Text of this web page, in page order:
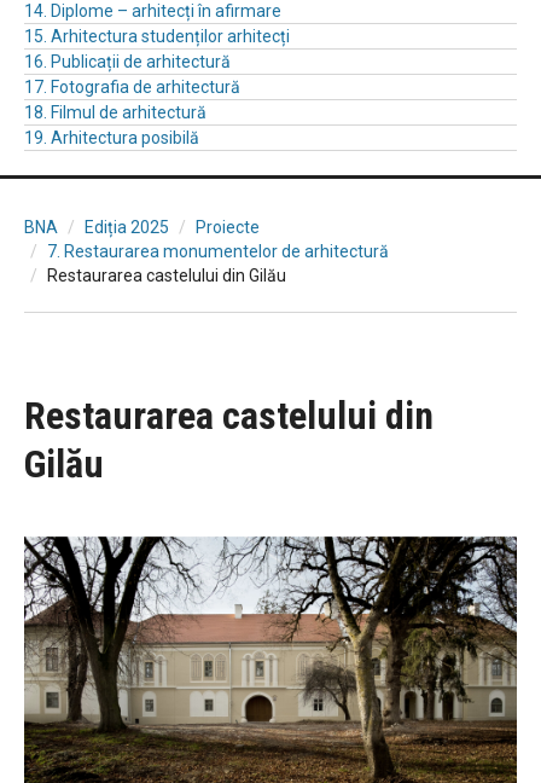
14. Diplome – arhitecți în afirmare
15. Arhitectura studenților arhitecți
16. Publicații de arhitectură
17. Fotografia de arhitectură
18. Filmul de arhitectură
19. Arhitectura posibilă
BNA Ediția 2025
Proiecte
7. Restaurarea monumentelor de arhitectură
Restaurarea castelului din Gilău
Restaurarea castelului din
Gilău